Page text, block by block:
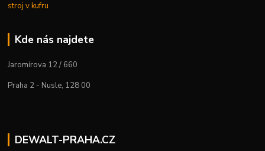
stroj v kufru
Kde nás najdete
Jaromírova 12 / 660
Praha 2 - Nusle, 128 00
DEWALT-PRAHA.CZ